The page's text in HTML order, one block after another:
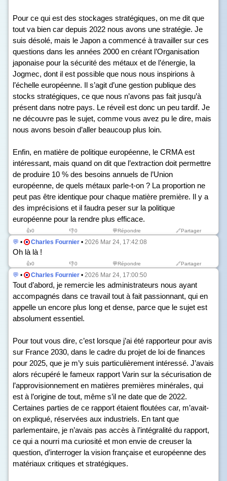
Pour ce qui est des stockages stratégiques, on me dit que
tout va bien car depuis 2022 nous avons une stratégie. Je
suis désolé, mais le Japon a commencé à travailler sur ces
questions dans les années 2000 en créant l’Organisation
japonaise pour la sécurité des métaux et de l’énergie, la
Jogmec, dont il est possible que nous nous inspirions à
l’échelle européenne. Il s’agit d’une gestion publique des
stocks stratégiques, ce que nous n’avons pas fait jusqu’à
présent dans notre pays. Le réveil est donc un peu tardif. Je
ne découvre pas le sujet, comme vous avez pu le dire, mais
nous avons besoin d’aller beaucoup plus loin.
Enfin, en matière de politique européenne, le CRMA est
intéressant, mais quand on dit que l’extraction doit permettre
de produire 10 % des besoins annuels de l’Union
européenne, de quels métaux parle-t-on ? La proportion ne
peut pas être identique pour chaque matière première. Il y a
des imprécisions et il faudra peser sur la politique
européenne pour la rendre plus efficace.
👍0 👎0 💬Répondre 🔗Partager
💬 • Charles Fournier • 2026 Mar 24, 17:42:08
Oh là là !
👍0 👎0 💬Répondre 🔗Partager
💬 • Charles Fournier • 2026 Mar 24, 17:00:50
Tout d’abord, je remercie les administrateurs nous ayant
accompagnés dans ce travail tout à fait passionnant, qui en
appelle un encore plus long et dense, parce que le sujet est
absolument essentiel.
Pour tout vous dire, c’est lorsque j’ai été rapporteur pour avis
sur France 2030, dans le cadre du projet de loi de finances
pour 2025, que je m’y suis particulièrement intéressé. J’avais
alors récupéré le fameux rapport Varin sur la sécurisation de
l’approvisionnement en matières premières minérales, qui
est à l’origine de tout, même s’il ne date que de 2022.
Certaines parties de ce rapport étaient floutées car, m’avait-
on expliqué, réservées aux industriels. En tant que
parlementaire, je n’avais pas accès à l’intégralité du rapport,
ce qui a nourri ma curiosité et mon envie de creuser la
question, d’interroger la vision française et européenne des
matériaux critiques et stratégiques.